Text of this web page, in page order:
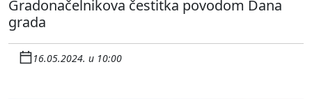
Gradonačelnikova čestitka povodom Dana
grada
16.05.2024. u 10:00